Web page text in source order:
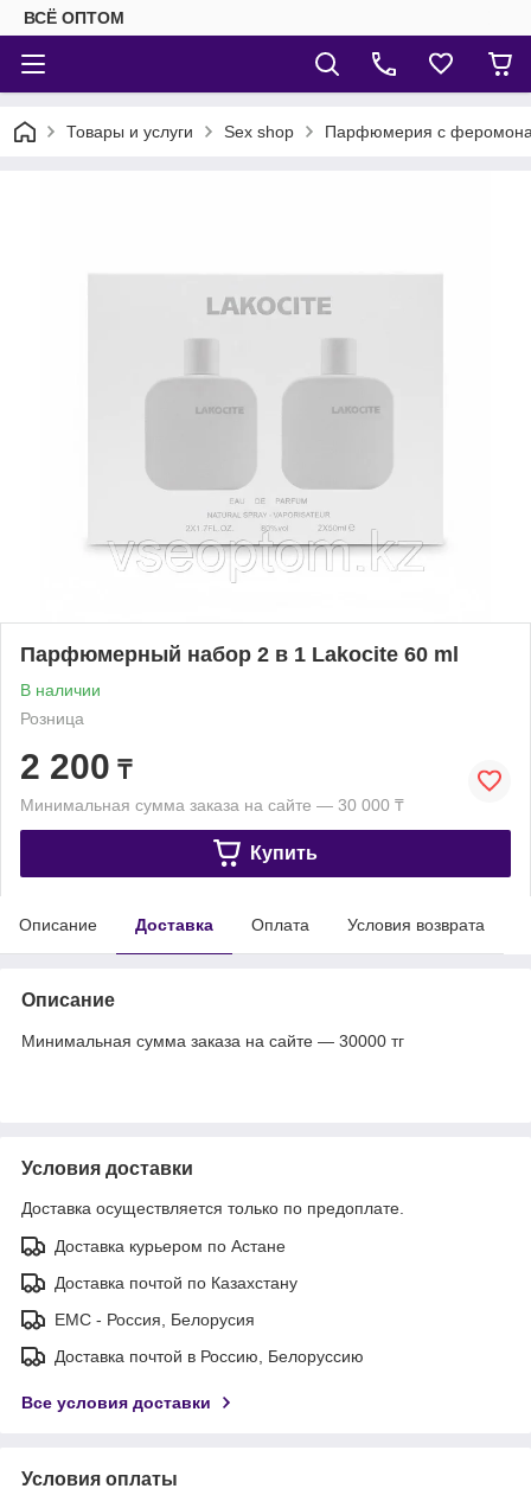
ВСЁ ОПТОМ
Товары и услуги Sex shop Парфюмерия с
Парфюмерный набор 2 в 1 Lakocite 60 ml
В наличии
Розница
2 200 ₸
Минимальная сумма заказа на сайте — 30 000 ₸
Купить
Описание Доставка Оплата Условия возврата
Описание
Минимальная сумма заказа на сайте — 30000 тг
Условия доставки
Доставка осуществляется только по предоплате.
Доставка курьером по Астане
Доставка почтой по Казахстану
ЕМС - Россия, Белорусия
Доставка почтой в Россию, Белоруссию
Все условия доставки
Условия оплаты